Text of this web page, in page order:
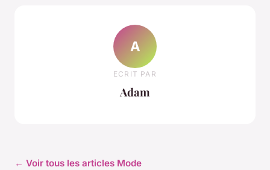
A
ECRIT PAR
Adam
← Voir tous les articles Mode